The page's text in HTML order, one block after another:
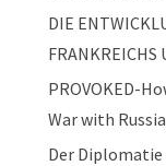
DIE
FRANKREICHS
PROVOKED-
War with
Der Diplomatie